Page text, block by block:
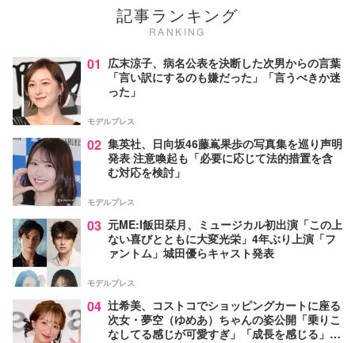
記事ランキング
RANKING
01 広末涼子、病名公表を決断した次男からの言葉
「言い訳にするのも嫌だった」「言うべきか迷
った」
モデルプレス
02 集英社、日向坂46藤嶌果歩の写真集を巡り声明
発表 注意喚起も「必要に応じて法的措置を含
む対応を検討」
モデルプレス
03 元ME:I飯田栞月、ミュージカル初出演「この上
ない喜びとともに大変光栄」4年ぶり上演「フ
ァントム」城田優らキャスト発表
モデルプレス
04 辻希美、コストコでショッピングカートに座る
次女・夢空（ゆめあ）ちゃんの姿公開「乗りこ
なしてる感じが可愛すぎ」「成長を感じる」の